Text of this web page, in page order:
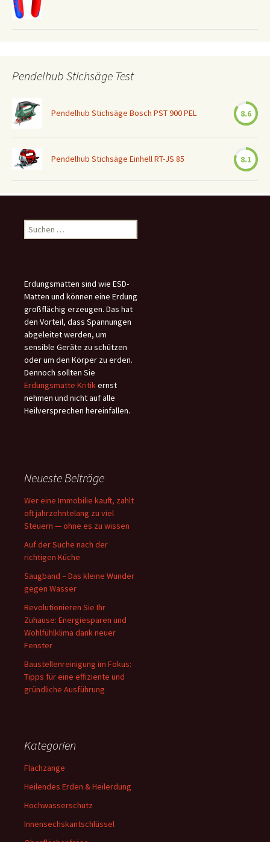
Pendelhub Stichsäge Test
Pendelhub Stichsäge Bosch PST 900 PEL 8.6
Pendelhub Stichsäge Einhell RT-JS 85 8.1
Suchen
nach:
Erdungsmatten sind wie ESD-
Matten und können eine Erdung
großflächig erzeugen. Das hat
den Vorteil, dass Spannungen
abgeleitet werden, um
sensible Geräte zu schützen
oder um den Körper zu erden.
Dennoch sollten Sie
Erdungsmatte Kritikernst
nehmen und nicht auf alle
Heilversprechen hereinfallen.
Neueste Beiträge
Wer eine Immobilie kauft, zahlt
oft jahrzehntelang zu viel
Steuern — ohne es zu wissen
Auf der Suche nach der
richtigen Küche
Saugband – Das kleine Wunder
gegen Wasser
Revolutionieren Sie Ihr
Zuhause: Energiesparen und
Wohlfühlklima dank neuer
Fenster
Baustellenreinigung im Fokus:
Tipps für eine effiziente und
gründliche Ausführung
Kategorien
Flachzange
Heilendes Erden & Heilerdung
Hochwasserschutz
Innensechskantschlüssel